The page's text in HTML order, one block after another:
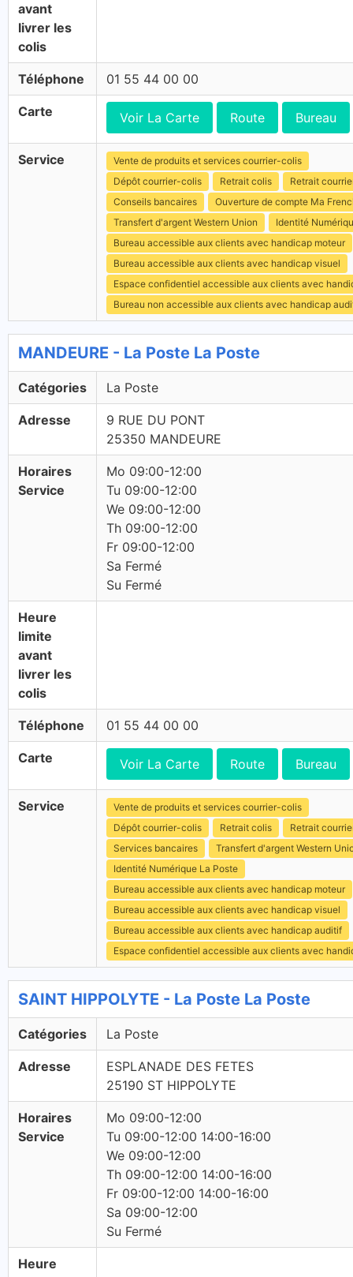
avant
livrer les
colis
Téléphone 01 55 44 00 00
Carte Voir La Carte Route Bureau
Service
Vente de produits et services courrier-colis
Dépôt courrier-colis
Retrait colis
Retrait
Conseils bancaires
Ouverture de compte Ma
Transfert d'argent Western Union
Identité
Bureau accessible aux clients avec handicap moteur
Bureau accessible aux clients avec handicap visuel
Espace confidentiel accessible aux clients avec
Bureau non accessible aux clients avec handicap
MANDEURE - La Poste La Poste
Catégories La Poste
Adresse
9 RUE DU PONT
25350 MANDEURE
Horaires
Service
Mo 09:00-12:00
Tu 09:00-12:00
We 09:00-12:00
Th 09:00-12:00
Fr 09:00-12:00
Sa Fermé
Su Fermé
Heure
limite
avant
livrer les
colis
Téléphone 01 55 44 00 00
Carte Voir La Carte Route Bureau
Service
Vente de produits et services courrier-colis
Dépôt courrier-colis
Retrait colis
Retrait
Services bancaires
Transfert d'argent Western
Identité Numérique La Poste
Bureau accessible aux clients avec handicap moteur
Bureau accessible aux clients avec handicap visuel
Bureau accessible aux clients avec handicap auditif
Espace confidentiel accessible aux clients avec
SAINT HIPPOLYTE - La Poste La Poste
Catégories La Poste
Adresse
ESPLANADE DES FETES
25190 ST HIPPOLYTE
Horaires
Service
Mo 09:00-12:00
Tu 09:00-12:00 14:00-16:00
We 09:00-12:00
Th 09:00-12:00 14:00-16:00
Fr 09:00-12:00 14:00-16:00
Sa 09:00-12:00
Su Fermé
Heure